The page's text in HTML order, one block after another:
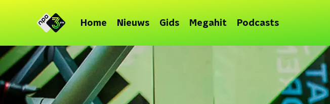
Home Nieuws Gids Megahit Podcasts